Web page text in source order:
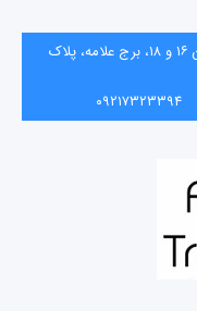
📍 تهران، سعادت‌آباد، خیابان علامه شمالی، بین ۱۶ و ۱۸، برج علامه، پلاک
۰۹۲۱۷۳۲۳۳۹۴